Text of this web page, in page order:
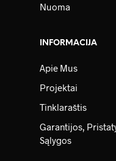
Nuoma
INFORMACIJA
Apie Mus
Projektai
Tinklaraštis
Garantijos,
Sąlygos